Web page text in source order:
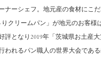
ナーシェフ。地元産の食材にこ
りクリームパン」が地元のお客様
評となり2019年「茨城県お土産
われるパン職人の世界大会であ